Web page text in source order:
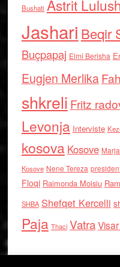
Bushati Astrit
Jashari Beqir
Buçpapaj Elmi Berisha
Eugjen Merlika
shkreli Fritz
Levonja Interviste
kosova Kosove
Kosove Nene Tereza
Floqi Raimonda Moisiu
SHBA Shefqet Kercelli
Paja Thaci Vatra